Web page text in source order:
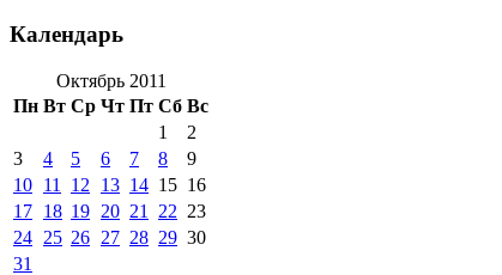
Календарь
Октябрь 2011
Пн Вт Ср Чт Пт Сб Вс
1
2
3
4 5 6 7 8
9
10 11 12 13 14 15 16
17 18 19 20 21 22 23
24 25 26 27 28 29 30
31